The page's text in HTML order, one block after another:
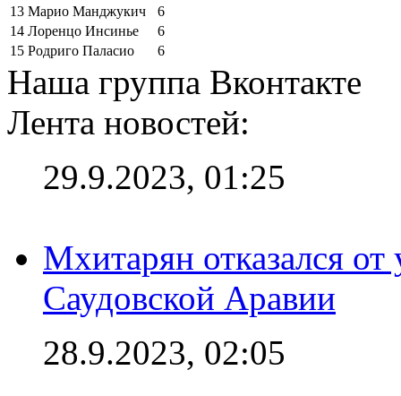
13 Марио Манджукич
6
14 Лоренцо Инсинье
6
15 Родриго Паласио 6
Наша группа Вконтакте
Лента новостей:
29.9.2023, 01:25
Мхитарян отказался от
Саудовской Аравии
28.9.2023, 02:05